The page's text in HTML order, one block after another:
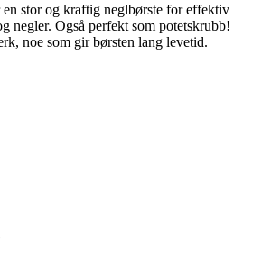
stor og kraftig neglbørste for effektiv
negler. Også perfekt som potetskrubb!
noe som gir børsten lang levetid.